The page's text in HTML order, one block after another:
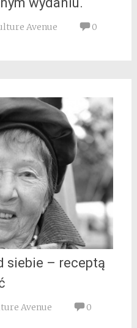
Avenue
0
siebie – receptą
Avenue
0